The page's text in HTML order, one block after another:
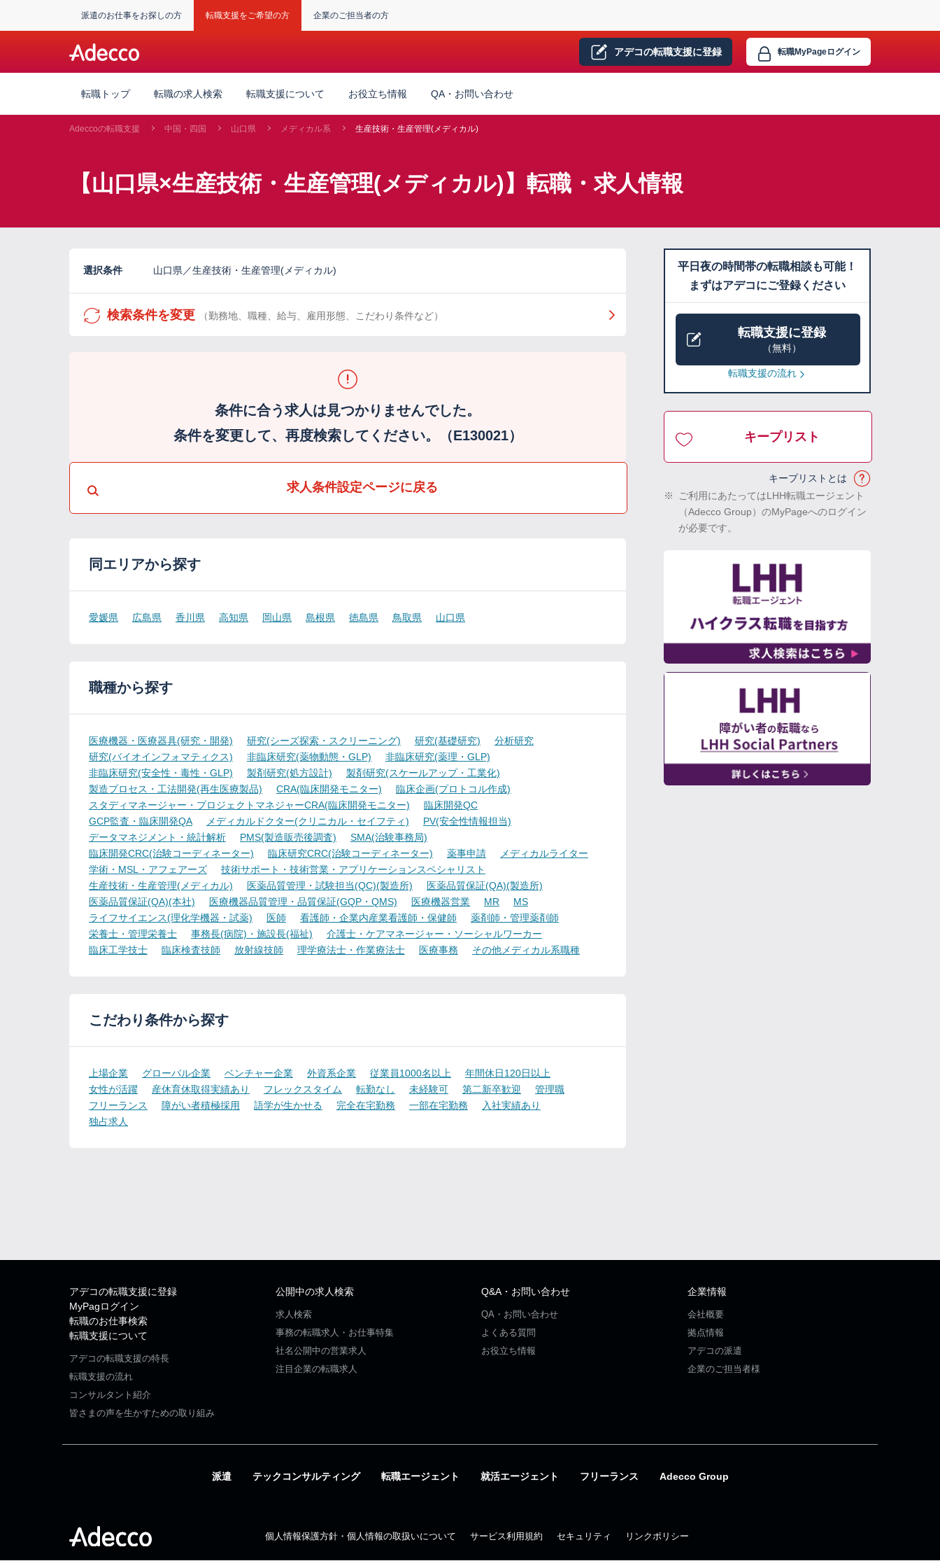
派遣のお仕事をお探しの方 転職支援をご希望の方 企業のご担当者の方
アデコの転職支援に登録 転職MyPageログイン
転職トップ 転職の求人検索 転職支援について お役立ち情報 QA・お問い合わせ
Adeccoの転職支援 中国・四国 山口県 メディカル系 生産技術・生産管理(メディカル)
【山口県×生産技術・生産管理(メディカル)】転職・求人情報
選択条件 山口県／生産技術・生産管理(メディカル)
検索条件を変更 （勤務地、職種、給与、雇用形態、こだわり条件など）
条件に合う求人は見つかりませんでした。
条件を変更して、再度検索してください。（E130021）
求人条件設定ページに戻る
同エリアから探す
愛媛県 広島県 香川県 高知県 岡山県 島根県 徳島県 鳥取県 山口県
職種から探す
医療機器・医療器具(研究・開発) 研究(シーズ探索・スクリーニング) 研究(基礎研究)
分析研究
研究(バイオインフォマティクス)
非臨床研究(薬物動態・GLP)
非臨床研究(薬理・GLP)
非臨床研究(安全性・毒性・GLP)
製剤研究(処方設計)
製剤研究(スケールアップ・工業化)
製造プロセス・工法開発(再生医療製品)
CRA(臨床開発モニター)
臨床企画(プロトコル作成)
スタディマネージャー・プロジェクトマネジャーCRA(臨床開発モニター)
臨床開発QC
GCP監査・臨床開発QA
メディカルドクター(クリニカル・セイフティ)
PV(安全性情報担当)
データマネジメント・統計解析
PMS(製造販売後調査)
SMA(治験事務局)
臨床開発CRC(治験コーディネーター)
臨床研究CRC(治験コーディネーター) 薬事申請
メディカルライター
学術・MSL・アフェアーズ
技術サポート・技術営業・アプリケーションスペシャリスト
生産技術・生産管理(メディカル)
医薬品質管理・試験担当(QC)(製造所)
医薬品質保証(QA)(製造所)
医薬品質保証(QA)(本社)
医療機器品質管理・品質保証(GQP・QMS) 医療機器営業 MR
MS
ライフサイエンス(理化学機器・試薬)
医師 看護師・企業内産業看護師・保健師
薬剤師・管理薬剤師
栄養士・管理栄養士
事務長(病院)・施設長(福祉)
介護士・ケアマネージャー・ソーシャルワーカー
臨床工学技士
臨床検査技師 放射線技師 理学療法士・作業療法士 医療事務 その他メディカル系職種
こだわり条件から探す
上場企業 グローバル企業 ベンチャー企業 外資系企業 従業員1000名以上
年間休日120日以上
女性が活躍
産休育休取得実績あり フレックスタイム 転勤なし 未経験可 第二新卒歓迎
管理職
フリーランス
障がい者積極採用 語学が生かせる 完全在宅勤務 一部在宅勤務
入社実績あり
独占求人
平日夜の時間帯の転職相談も可能！
まずはアデコにご登録ください
転職支援に登録
（無料）
転職支援の流れ
キープリスト
キープリストとは
※
ご利用にあたってはLHH転職エージェント
（Adecco Group）のMyPageへのログイン
が必要です。
アデコの転職支援に登録
MyPagログイン
転職のお仕事検索
転職支援について
アデコの転職支援の特長
転職支援の流れ
コンサルタント紹介
皆さまの声を生かすための取り組み
公開中の求人検索
求人検索
事務の転職求人・お仕事特集
社名公開中の営業求人
注目企業の転職求人
Q&A・お問い合わせ
QA・お問い合わせ
よくある質問
お役立ち情報
企業情報
会社概要
拠点情報
アデコの派遣
企業のご担当者様
派遣 テックコンサルティング 転職エージェント 就活エージェント フリーランス Adecco Group
個人情報保護方針・個人情報の取扱いについて サービス利用規約 セキュリティ リンクポリシー